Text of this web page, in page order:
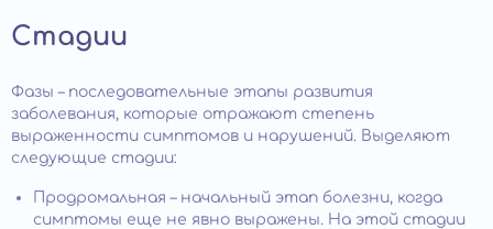
Стадии
Фазы – последовательные этапы развития
заболевания, которые отражают степень
выраженности симптомов и нарушений. Выделяют
следующие стадии:
Продромальная – начальный этап болезни, когда
симптомы еще не явно выражены. На этой стадии